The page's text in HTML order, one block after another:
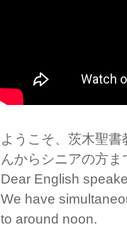
ようこそ、茨木聖
んからシニアの方
Dear English
We have
to around noon.